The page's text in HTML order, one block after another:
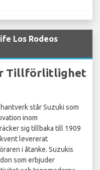
Los Rodeos
Tillförlitlighet
står Suzuki som
inom
sig tillbaka till 1909
levererat
i åtanke. Suzukis
som erbjuder